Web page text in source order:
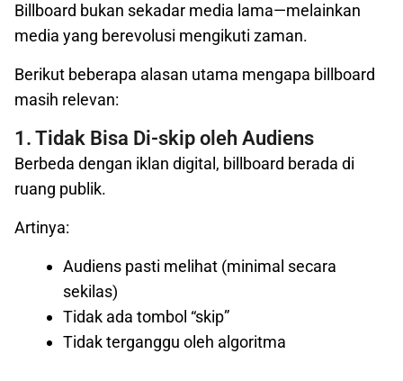
Billboard bukan sekadar media lama—melainkan
media yang berevolusi mengikuti zaman.
Berikut beberapa alasan utama mengapa billboard
masih relevan:
1. Tidak Bisa Di-skip oleh Audiens
Berbeda dengan iklan digital, billboard berada di
ruang publik.
Artinya:
Audiens pasti melihat (minimal secara
sekilas)
Tidak ada tombol “skip”
Tidak terganggu oleh algoritma